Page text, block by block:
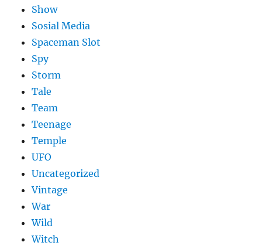
Show
Sosial Media
Spaceman Slot
Spy
Storm
Tale
Team
Teenage
Temple
UFO
Uncategorized
Vintage
War
Wild
Witch